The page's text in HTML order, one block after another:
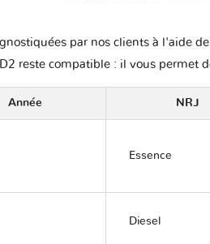
par nos clients à l'aide
reste compatible : il vous permet
Année NRJ
Essence
Diesel